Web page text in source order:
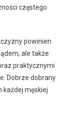
częstego
powinien
ale także
praktycznymi
Dobrze dobrany
każdej męskiej